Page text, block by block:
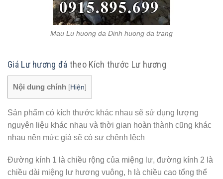
Mau Lu huong da Dinh huong da trang
Giá Lư hương đá theo Kích thước Lư hương
Nội dung chính [Hiện]
Sản phẩm có kích thước khác nhau sẽ sử dụng lượng
nguyên liệu khác nhau và thời gian hoàn thành cũng khác
nhau nên mức giá sẽ có sự chênh lệch
Đường kính 1 là chiều rộng của miệng lư, đường kính 2 là
chiều dài miệng lư hương vuông, h là chiều cao tổng thể